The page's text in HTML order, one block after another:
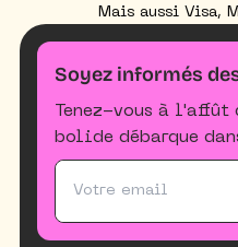
Mais aussi Visa,
Soyez informés
Tenez-vous à l'affût
bolide débarque